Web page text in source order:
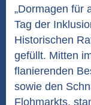
„Dormagen für
Tag der
Historischen
gefüllt. Mitten
flanierenden
sowie den
Flohmarkts,